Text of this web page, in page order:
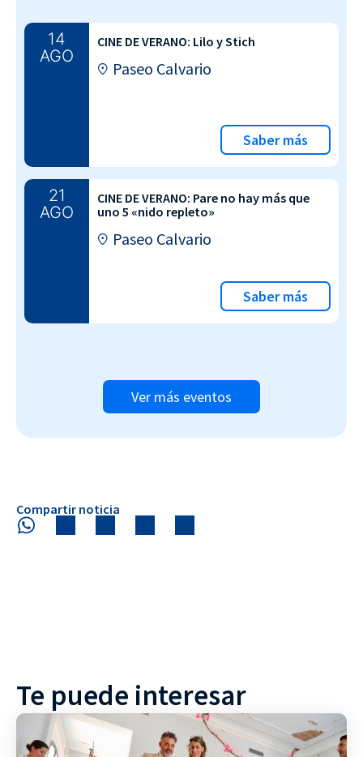
14
AGO
CINE DE VERANO: Lilo y Stich
Paseo Calvario
Saber más
21
AGO
CINE DE VERANO: Pare no hay más que
uno 5 «nido repleto»
Paseo Calvario
Saber más
Ver más eventos
Compartir noticia
Te puede interesar